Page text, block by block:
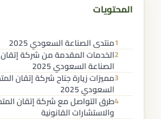
المحتويات
1منتدى الصناعة السعودي 2025
2الخدمات المقدمة من شركة
الصناعة السعودي 2025
3مميزات زيارة جناح شركة إتقان
السعودي 2025
4طرق التواصل مع شركة إتقان
والاستشارات القانونية